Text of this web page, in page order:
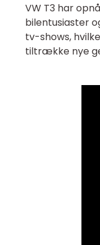
VW T3 har
bilentusiaster
tv-shows,
tiltrække nye